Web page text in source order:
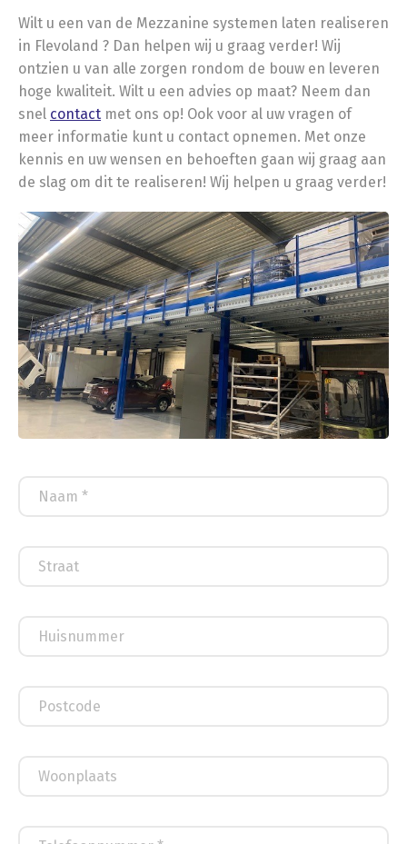
Wilt u een van de Mezzanine systemen laten realiseren
in Flevoland ? Dan helpen wij u graag verder! Wij
ontzien u van alle zorgen rondom de bouw en leveren
hoge kwaliteit. Wilt u een advies op maat? Neem dan
snel contact met ons op! Ook voor al uw vragen of
meer informatie kunt u contact opnemen. Met onze
kennis en uw wensen en behoeften gaan wij graag aan
de slag om dit te realiseren! Wij helpen u graag verder!